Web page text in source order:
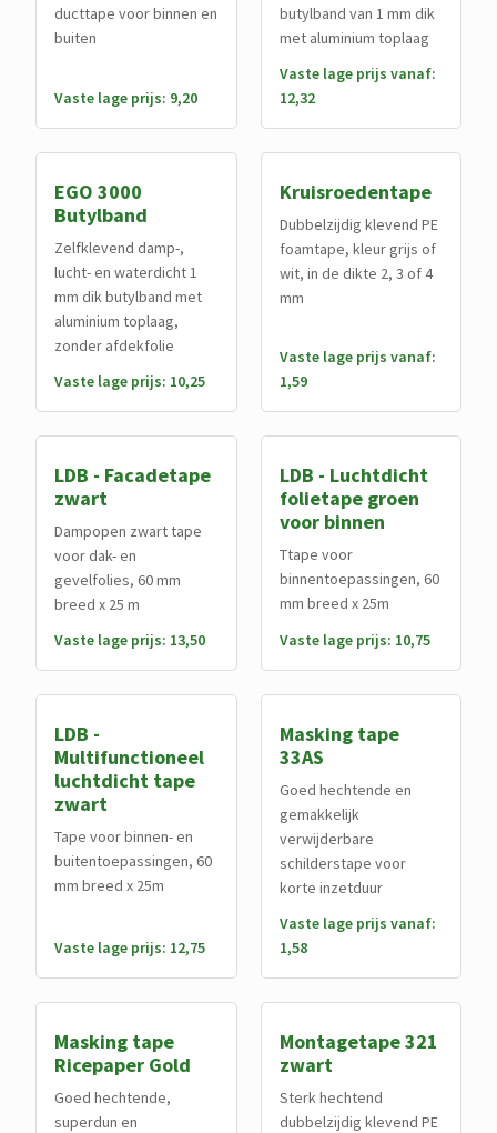
ducttape voor binnen en
buiten
Vaste lage prijs: 9,20
butylband van 1 mm dik
met aluminium toplaag
Vaste lage prijs vanaf:
12,32
EGO 3000
Butylband
Zelfklevend damp-,
lucht- en waterdicht 1
mm dik butylband met
aluminium toplaag,
zonder afdekfolie
Vaste lage prijs: 10,25
Kruisroedentape
Dubbelzijdig klevend PE
foamtape, kleur grijs of
wit, in de dikte 2, 3 of 4
mm
Vaste lage prijs vanaf:
1,59
LDB - Facadetape
zwart
Dampopen zwart tape
voor dak- en
gevelfolies, 60 mm
breed x 25 m
Vaste lage prijs: 13,50
LDB - Luchtdicht
folietape groen
voor binnen
Ttape voor
binnentoepassingen, 60
mm breed x 25m
Vaste lage prijs: 10,75
LDB -
Multifunctioneel
luchtdicht tape
zwart
Tape voor binnen- en
buitentoepassingen, 60
mm breed x 25m
Vaste lage prijs: 12,75
Masking tape
33AS
Goed hechtende en
gemakkelijk
verwijderbare
schilderstape voor
korte inzetduur
Vaste lage prijs vanaf:
1,58
Masking tape
Ricepaper Gold
Goed hechtende,
superdun en
Montagetape 321
zwart
Sterk hechtend
dubbelzijdig klevend PE